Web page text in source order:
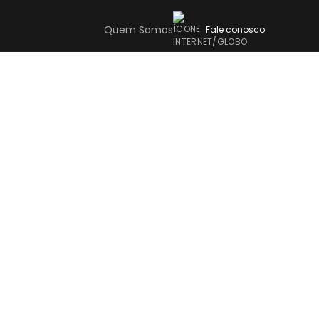
Quem Somos Fale conosco